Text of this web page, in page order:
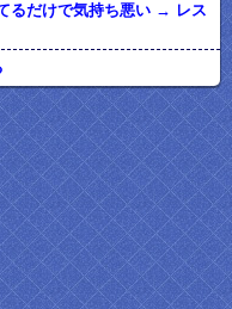
るだけで気持ち悪い → レス